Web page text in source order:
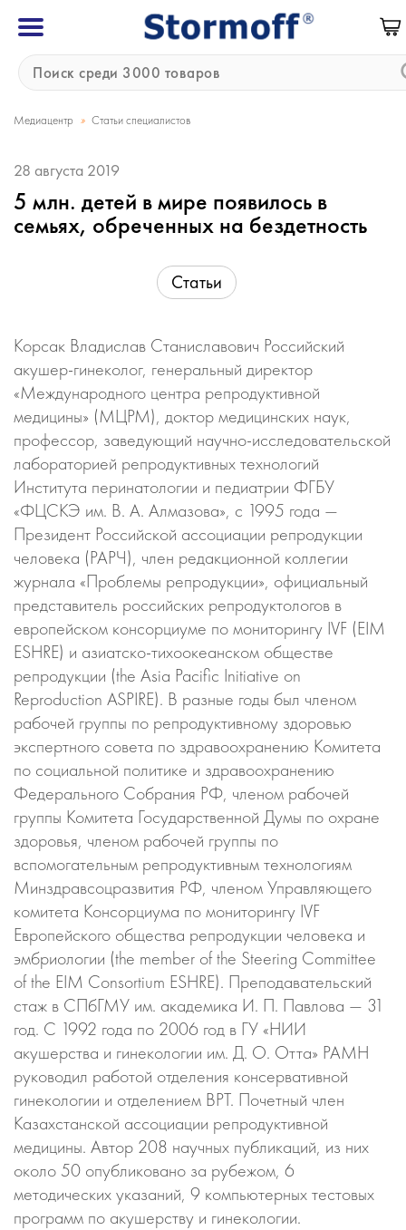
Медиацентр » Статьи специалистов
28 августа 2019
5 млн. детей в мире появилось в
семьях, обреченных на бездетность
Статьи
Корсак Владислав Станиславович Российский
акушер-гинеколог, генеральный директор
«Международного центра репродуктивной
медицины» (МЦРМ), доктор медицинских наук,
профессор, заведующий научно-исследовательской
лабораторией репродуктивных технологий
Института перинатологии и педиатрии ФГБУ
«ФЦСКЭ им. В. А. Алмазова», с 1995 года —
Президент Российской ассоциации репродукции
человека (РАРЧ), член редакционной коллегии
журнала «Проблемы репродукции», официальный
представитель российских репродуктологов в
европейском консорциуме по мониторингу IVF (EIM
ESHRE) и азиатско-тихоокеанском обществе
репродукции (the Asia Pacific Initiative on
Reproduction ASPIRE). В разные годы был членом
рабочей группы по репродуктивному здоровью
экспертного совета по здравоохранению Комитета
по социальной политике и здравоохранению
Федерального Собрания РФ, членом рабочей
группы Комитета Государственной Думы по охране
здоровья, членом рабочей группы по
вспомогательным репродуктивным технологиям
Минздравсоцразвития РФ, членом Управляющего
комитета Консорциума по мониторингу IVF
Европейского общества репродукции человека и
эмбриологии (the member of the Steering Committee
of the EIM Consortium ESHRE). Преподавательский
стаж в СПбГМУ им. академика И. П. Павлова — 31
год. С 1992 года по 2006 год в ГУ «НИИ
акушерства и гинекологии им. Д. О. Отта» РАМН
руководил работой отделения консервативной
гинекологии и отделением ВРТ. Почетный член
Казахстанской ассоциации репродуктивной
медицины. Автор 208 научных публикаций, из них
около 50 опубликовано за рубежом, 6
методических указаний, 9 компьютерных тестовых
программ по акушерству и гинекологии.